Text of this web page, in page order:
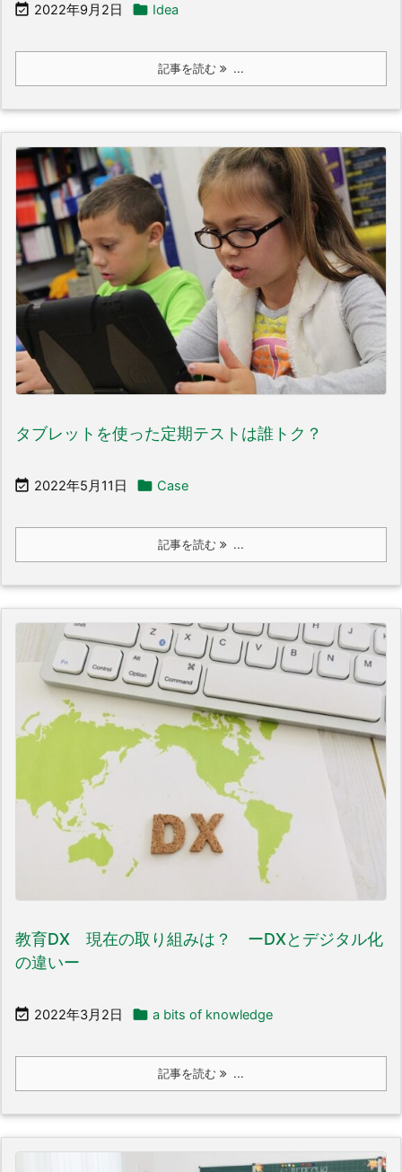
 2022年9月2日  Idea
記事を読む ...
タブレットを使った定期テストは誰トク？
 2022年5月11日  Case
記事を読む ...
教育DX 現在の取り組みは？ ーDXとデジタル化
の違いー
 2022年3月2日  a bits of knowledge
記事を読む ...